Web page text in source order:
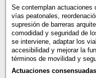
Se contemplan actuaciones
vías peatonales,
supresión de barreras
comodidad y seguridad de
se interviene, adaptar los
accesibilidad y mejorar la
términos de movilidad y
Actuaciones consensuadas